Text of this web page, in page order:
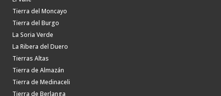
Tierra del Moncayo
Tierra del Burgo
La Soria Verde
La Ribera del Duero
Tierras Altas
Tierra de Almazán
Tierra de Medinaceli
Tierra de Berlanga